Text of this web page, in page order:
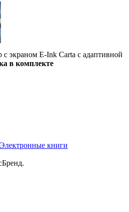
экраном E-Ink Carta с адаптивной
в комплекте
Электронные книги